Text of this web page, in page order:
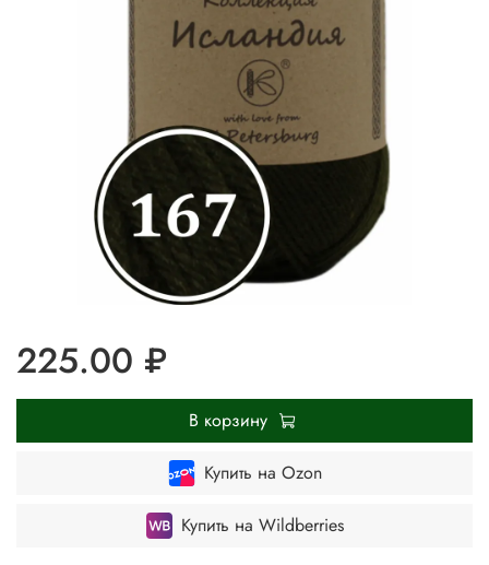
225.00 ₽
В корзину
Купить на Ozon
Купить на Wildberries